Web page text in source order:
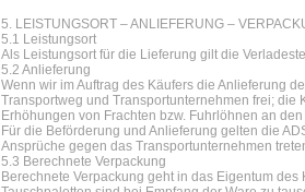
5. LEISTUNGSORT – ANLIEFERUNG –
5.1 Leistungsort
Als Leistungsort für die Lieferung gilt die
5.2 Anlieferung
Wenn wir im Auftrag des Käufers die Anlieferung
Transportweg und Transportunternehmen frei;
Erhöhungen von Frachten bzw. Fuhrlöhnen an
Für die Beförderung und Anlieferung gelten die
Ansprüche gegen das Transportunternehmen
5.3 Berechnete Verpackung
Berechnete Verpackung geht in das Eigentum